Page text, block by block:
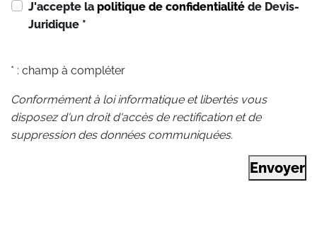
J'accepte la politique de confidentialité de Devis-
Juridique *
* : champ à compléter
Conformément à loi informatique et libertés vous
disposez d'un droit d'accès de rectification et de
suppression des données communiquées.
Envoyer